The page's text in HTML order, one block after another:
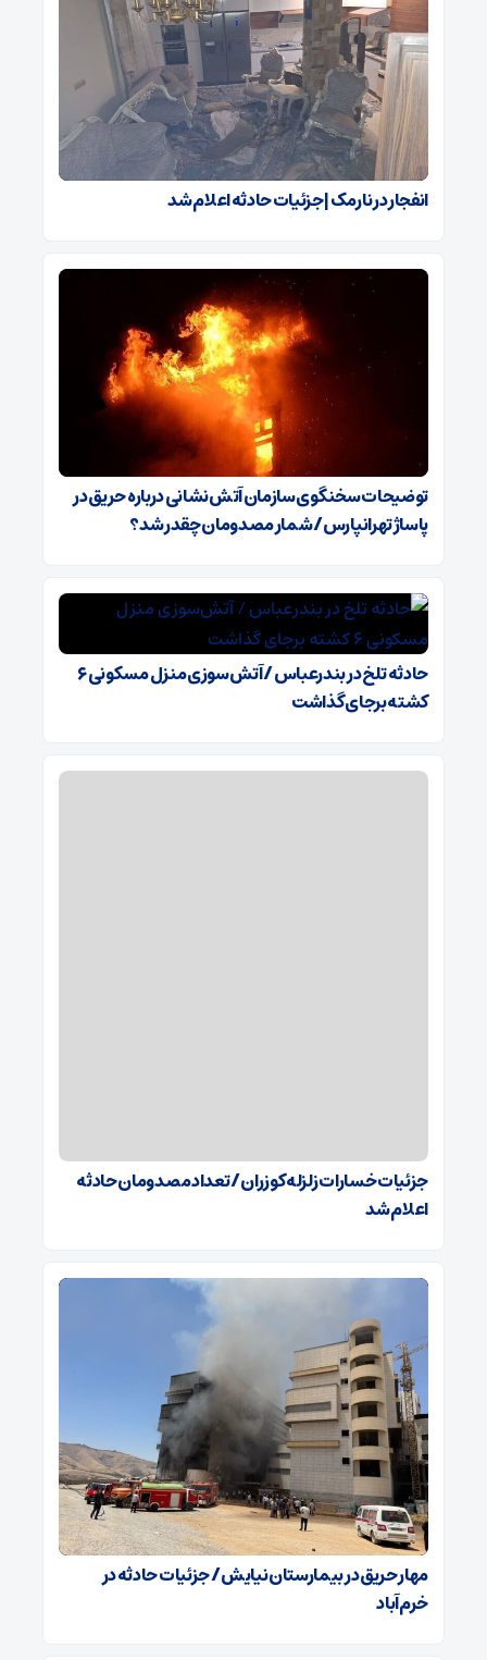
انفجار در نارمک | جزئیات حادثه اعلام شد
توضیحات سخنگوی سازمان آتش‌نشانی درباره حریق در
پاساژ تهرانپارس/ شمار مصدومان چقدر شد؟
حادثه تلخ در بندرعباس / آتش‌سوزی منزل مسکونی ۶
کشته برجای گذاشت
جزئیات خسارات زلزله کوزران / تعداد مصدومان حادثه
اعلام شد
مهار حریق در بیمارستان نیایش / جزئیات حادثه در
خرم‌آباد